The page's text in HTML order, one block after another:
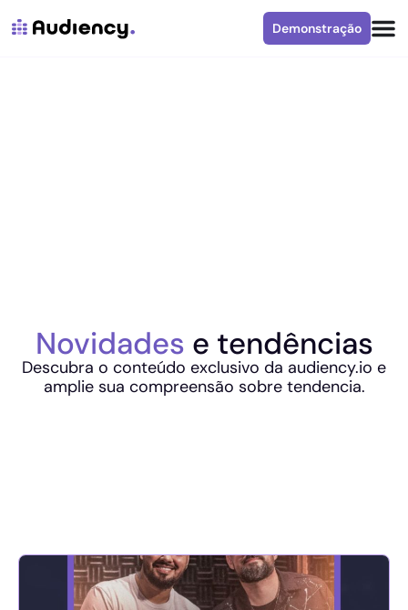
Demonstração
Novidades e tendências
Descubra o conteúdo exclusivo da audiency.io e
amplie sua compreensão sobre tendencia.